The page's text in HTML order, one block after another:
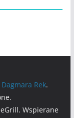
Rek.
Wspierane